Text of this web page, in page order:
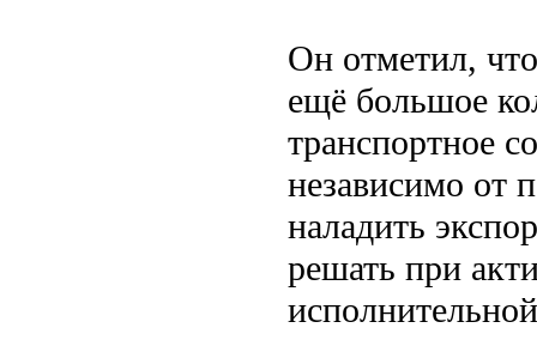
Он отметил,
ещё большое
транспортное
независимо от
наладить
решать при